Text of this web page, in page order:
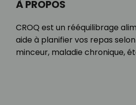
À PROPOS
CROQ est un rééquilibrage
aide à planifier vos repas
minceur, maladie chronique,